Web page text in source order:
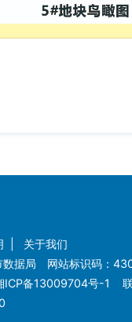
关于我们
数据局 网站标识码：
ICP备13009704号-1